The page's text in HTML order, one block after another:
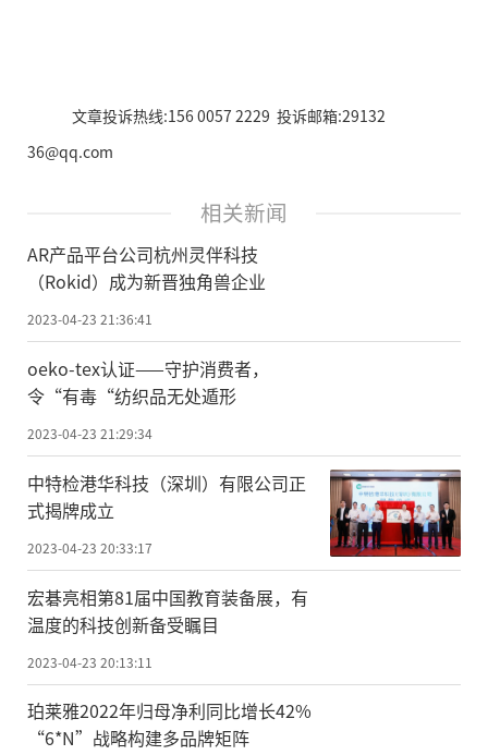
文章投诉热线:156 0057 2229 投诉邮箱:29132
36@qq.com
相关新闻
AR产品平台公司杭州灵伴科技
（Rokid）成为新晋独角兽企业
2023-04-23 21:36:41
oeko-tex认证——守护消费者，
令“有毒“纺织品无处遁形
2023-04-23 21:29:34
中特检港华科技（深圳）有限公司正
式揭牌成立
2023-04-23 20:33:17
宏碁亮相第81届中国教育装备展，有
温度的科技创新备受瞩目
2023-04-23 20:13:11
珀莱雅2022年归母净利同比增长42%
“6*N”战略构建多品牌矩阵